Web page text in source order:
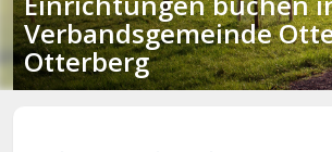
Help & Info
Verbandsgemeinde
Otterberg